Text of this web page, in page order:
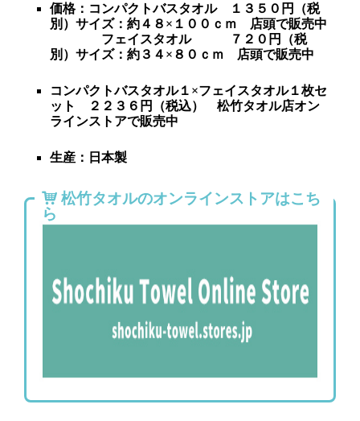
価格：コンパクトバスタオル １３５０円（税
別）サイズ：約４８×１００ｃｍ 店頭で販売中
フェイスタオル ７２０円（税
別）サイズ：約３４×８０ｃｍ 店頭で販売中
コンパクトバスタオル１×フェイスタオル１枚セ
ット
２２３６円（税込） 松竹タオル店オン
ラインストアで販売中
生産：日本製
松竹タオルのオンラインストアはこち
ら